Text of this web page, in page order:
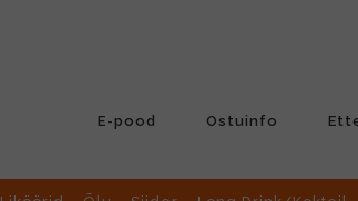
E-pood Ostuinfo